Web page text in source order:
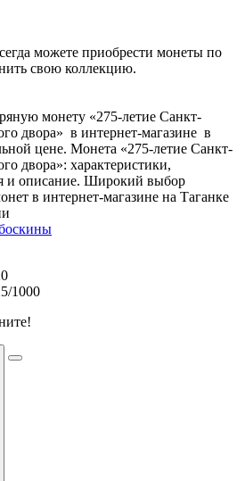
можете приобрести монеты по
свою коллекцию.
монету «275-летие Санкт-
двора» в интернет-магазине в
цене. Монета «275-летие Санкт-
двора»: характеристики,
и описание. Широкий выбор
в интернет-магазине на Таганке
1000